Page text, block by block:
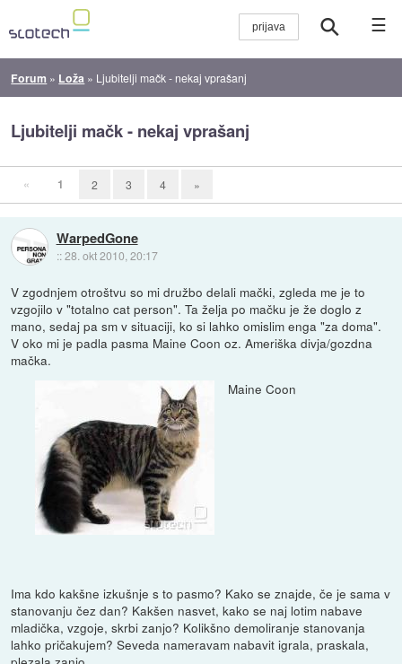
☰
Forum » Loža » Ljubitelji mačk - nekaj vprašanj
Ljubitelji mačk - nekaj vprašanj
« 1 2 3 4 »
WarpedGone
::28. okt 2010, 20:17
V zgodnjem otroštvu so mi družbo delali mački, zgleda me je to
vzgojilo v "totalno cat person". Ta želja po mačku je že doglo z
mano, sedaj pa sm v situaciji, ko si lahko omislim enga "za doma".
V oko mi je padla pasma Maine Coon oz. Ameriška divja/gozdna
mačka.
Maine Coon
Ima kdo kakšne izkušnje s to pasmo? Kako se znajde, če je sama v
stanovanju čez dan? Kakšen nasvet, kako se naj lotim nabave
mladička, vzgoje, skrbi zanjo? Kolikšno demoliranje stanovanja
lahko pričakujem? Seveda nameravam nabavit igrala, praskala,